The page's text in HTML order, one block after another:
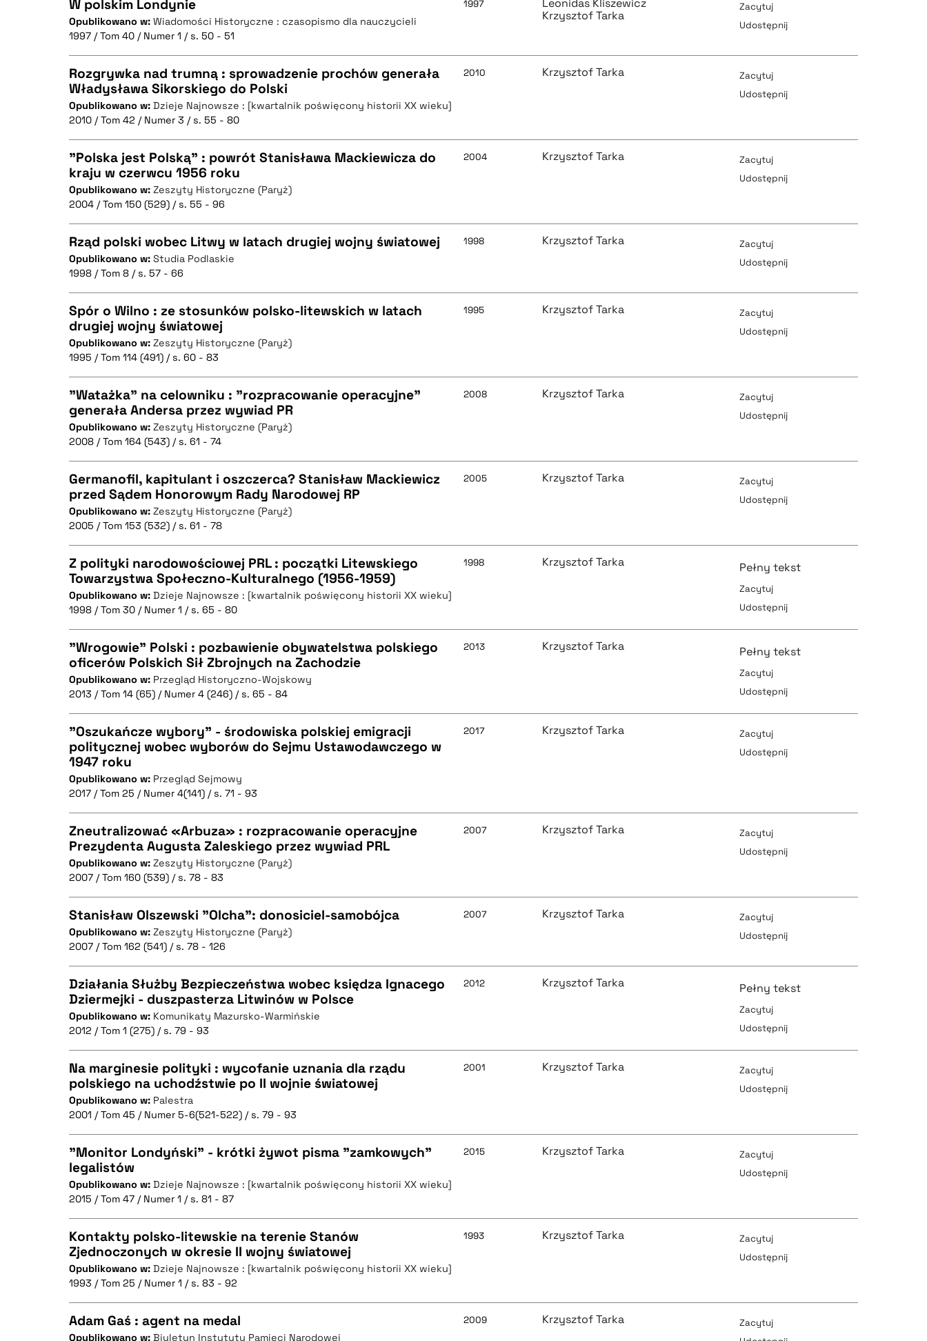
BIBTEX
pobierz cytat
CZYSTY TEKST
pobierz cytat
BIBTEX
pobierz cytat
W polskim Londynie
Opublikowano w: Wiadomości Historyczne : czasopismo dla nauczycieli
1997 / Tom 40 / Numer 1 / s. 50 - 51
1997
Leonidas Kliszewicz
Krzysztof Tarka
Zacytuj
Udostępnij
CZYSTY TEKST
pobierz cytat
BIBTEX
Rozgrywka nad trumną : sprowadzenie prochów generała
Władysława Sikorskiego do Polski
Opublikowano w: Dzieje Najnowsze : [kwartalnik poświęcony historii XX wieku]
2010 / Tom 42 / Numer 3 / s. 55 - 80
2010 Krzysztof Tarka
Zacytuj
Udostępnij
CZYSTY TEKST
pobierz cytat
BIBTEX
pobierz cytat
"Polska jest Polską" : powrót Stanisława Mackiewicza do
kraju w czerwcu 1956 roku
Opublikowano w: Zeszyty Historyczne (Paryż)
2004 / Tom 150 (529) / s. 55 - 96
2004 Krzysztof Tarka
Zacytuj
Udostępnij
CZYSTY TEKST
pobierz cytat
BIBTEX
pobierz cytat
Rząd polski wobec Litwy w latach drugiej wojny światowej
Opublikowano w: Studia Podlaskie
1998 / Tom 8 / s. 57 - 66
1998 Krzysztof Tarka
Zacytuj
Udostępnij
CZYSTY TEKST
pobierz cytat
BIBTEX
Spór o Wilno : ze stosunków polsko-litewskich w latach
drugiej wojny światowej
Opublikowano w: Zeszyty Historyczne (Paryż)
1995 / Tom 114 (491) / s. 60 - 83
1995 Krzysztof Tarka
Zacytuj
Udostępnij
CZYSTY TEKST
pobierz cytat
BIBTEX
"Watażka" na celowniku : "rozpracowanie operacyjne"
generała Andersa przez wywiad PR
Opublikowano w: Zeszyty Historyczne (Paryż)
2008 / Tom 164 (543) / s. 61 - 74
2008 Krzysztof Tarka
Zacytuj
Udostępnij
CZYSTY TEKST
pobierz cytat
BIBTEX
Germanofil, kapitulant i oszczerca? Stanisław Mackiewicz
przed Sądem Honorowym Rady Narodowej RP
Opublikowano w: Zeszyty Historyczne (Paryż)
2005 / Tom 153 (532) / s. 61 - 78
2005 Krzysztof Tarka
Zacytuj
Udostępnij
CZYSTY TEKST
pobierz cytat
BIBTEX
Z polityki narodowościowej PRL : początki Litewskiego
Towarzystwa Społeczno-Kulturalnego (1956-1959)
Opublikowano w: Dzieje Najnowsze : [kwartalnik poświęcony historii XX wieku]
1998 / Tom 30 / Numer 1 / s. 65 - 80
1998 Krzysztof Tarka Pełny tekst
Zacytuj
Udostępnij
CZYSTY TEKST
pobierz cytat
BIBTEX
"Wrogowie" Polski : pozbawienie obywatelstwa polskiego
oficerów Polskich Sił Zbrojnych na Zachodzie
Opublikowano w: Przegląd Historyczno-Wojskowy
2013 / Tom 14 (65) / Numer 4 (246) / s. 65 - 84
2013 Krzysztof Tarka Pełny tekst
Zacytuj
Udostępnij
CZYSTY TEKST
BIBTEX
"Oszukańcze wybory" - środowiska polskiej emigracji
politycznej wobec wyborów do Sejmu Ustawodawczego w
1947 roku
Opublikowano w: Przegląd Sejmowy
2017 / Tom 25 / Numer 4(141) / s. 71 - 93
2017 Krzysztof Tarka
Zacytuj
Udostępnij
CZYSTY TEKST
pobierz cytat
BIBTEX
pobierz cytat
Zneutralizować «Arbuza» : rozpracowanie operacyjne
Prezydenta Augusta Zaleskiego przez wywiad PRL
Opublikowano w: Zeszyty Historyczne (Paryż)
2007 / Tom 160 (539) / s. 78 - 83
2007 Krzysztof Tarka
Zacytuj
Udostępnij
CZYSTY TEKST
BIBTEX
pobierz cytat
Stanisław Olszewski "Olcha": donosiciel-samobójca
Opublikowano w: Zeszyty Historyczne (Paryż)
2007 / Tom 162 (541) / s. 78 - 126
2007 Krzysztof Tarka
Zacytuj
Udostępnij
CZYSTY TEKST
pobierz cytat
BIBTEX
Działania Służby Bezpieczeństwa wobec księdza Ignacego
Dziermejki - duszpasterza Litwinów w Polsce
Opublikowano w: Komunikaty Mazursko-Warmińskie
2012 / Tom 1 (275) / s. 79 - 93
2012 Krzysztof Tarka Pełny tekst
Zacytuj
Udostępnij
CZYSTY TEKST
pobierz cytat
BIBTEX
Na marginesie polityki : wycofanie uznania dla rządu
polskiego na uchodźstwie po II wojnie światowej
Opublikowano w: Palestra
2001 / Tom 45 / Numer 5-6(521-522) / s. 79 - 93
2001 Krzysztof Tarka
Zacytuj
Udostępnij
CZYSTY TEKST
pobierz cytat
BIBTEX
"Monitor Londyński" - krótki żywot pisma "zamkowych"
legalistów
Opublikowano w: Dzieje Najnowsze : [kwartalnik poświęcony historii XX wieku]
2015 / Tom 47 / Numer 1 / s. 81 - 87
2015 Krzysztof Tarka
Zacytuj
Udostępnij
CZYSTY TEKST
pobierz cytat
Kontakty polsko-litewskie na terenie Stanów
Zjednoczonych w okresie II wojny światowej
Opublikowano w: Dzieje Najnowsze : [kwartalnik poświęcony historii XX wieku]
1993 / Tom 25 / Numer 1 / s. 83 - 92
1993 Krzysztof Tarka
Zacytuj
Udostępnij
Adam Gaś : agent na medal
Opublikowano w: Biuletyn Instytutu Pamięci Narodowej
2009 Krzysztof Tarka
Zacytuj